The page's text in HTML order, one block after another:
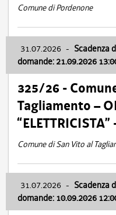
Comune di Pordenone
31.07.2026 - Scadenza
domande: 21.09.2026
325/26 -
Tagliamento –
Comune di San Vito al
31.07.2026 - Scadenza
domande: 10.09.2026